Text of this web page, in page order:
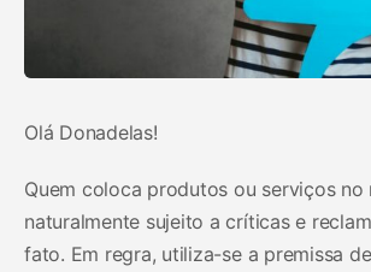
Olá Donadelas!
Quem coloca produtos ou serviços no
naturalmente sujeito a críticas e
fato. Em regra, utiliza-se a premissa